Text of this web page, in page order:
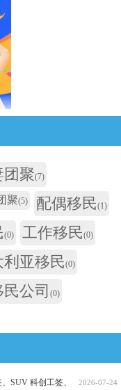
团聚(7)
聚(5) 配偶移民(1)
(0) 工作移民(0)
利亚移民(0)
民公司 (0)
2026-07-24
SUV 科创工签、